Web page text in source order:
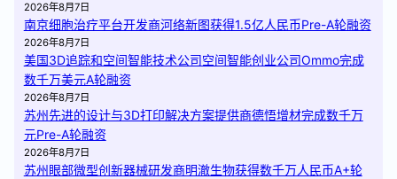
2026年8月7日
南京细胞治疗平台开发商河络新图获得1.5亿人民币Pre-A轮融资
2026年8月7日
美国3D追踪和空间智能技术公司空间智能创业公司Ommo完成
数千万美元A轮融资
2026年8月7日
苏州先进的设计与3D打印解决方案提供商德悟增材完成数千万
元Pre-A轮融资
2026年8月7日
苏州眼部微型创新器械研发商明澈生物获得数千万人民币A+轮